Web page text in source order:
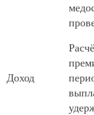
Доход